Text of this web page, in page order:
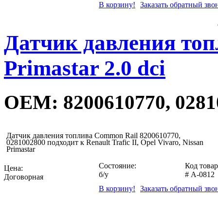
В корзину!
Заказать обратный
Датчик давления
Primastar 2.0 dci
OEM: 8200610770,
Датчик давления топлива Common Rail 8200610770,
0281002800 подходит к Renault Trafic II, Opel Vivaro, Nissan
Primastar
Цена:
Договорная
Состояние:
б/у
Код
# A-0812
В корзину!
Заказать обратный